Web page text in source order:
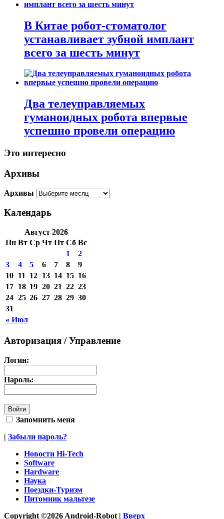
В Китае робот-стоматолог
устанавливает зубной имплант
всего за шесть минут
Два телеуправляемых
гуманоидных робота впервые
успешно провели операцию
Это интересно
Архивы
Архивы
Календарь
Август 2026
Пн Вт Ср Чт Пт Сб Вс
« Июл
1
2
3
4 5 6 7 8
9
10 11 12 13 14 15 16
17 18 19 20 21 22 23
24 25 26 27 28 29 30
31
Авторизация / Управление
Логин:
Пароль:
Запомнить меня
| Забыли пароль?
Новости Hi-Tech
Software
Hardware
Наука
Поездки-Туризм
Питомник мальтезе
Copyright ©2026 Android-Robot | Вверх